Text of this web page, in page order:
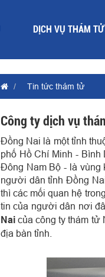
DỊCH VỤ THÁM TỬ
Tin tức thám tử
Công ty dịch vụ
Đồng Nai là một tỉnh
phố Hồ Chí Minh -
Đông Nam Bộ - là vùng
người dân tỉnh Đồng
thì các mối quan hệ
tin của người dân nơi
Nai của công ty thám
địa bàn tỉnh.